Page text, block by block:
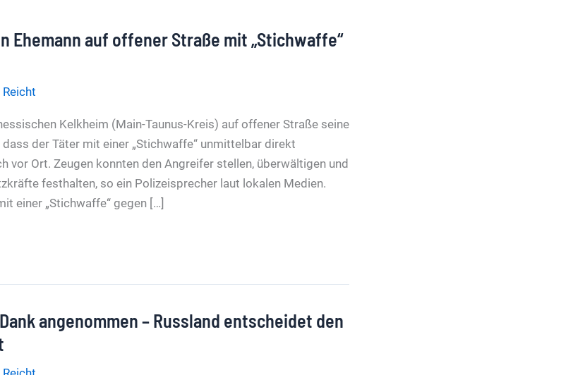
Ehemann auf offener Straße mit „Stichwaffe“
Reicht
Kelkheim (Main-Taunus-Kreis) auf offener Straße seine
der Täter mit einer „Stichwaffe“ unmittelbar direkt
vor Ort. Zeugen konnten den Angreifer stellen, überwältigen und
festhalten, so ein Polizeisprecher laut lokalen Medien.
einer „Stichwaffe“ gegen […]
angenommen – Russland entscheidet den